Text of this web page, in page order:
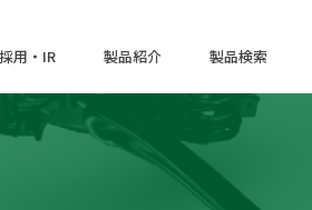
用・IR 製品紹介 製品検索